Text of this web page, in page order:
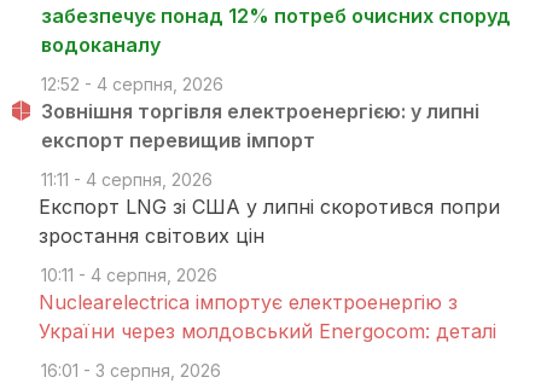
забезпечує понад 12% потреб очисних споруд
водоканалу
12:52 - 4 серпня, 2026
Зовнішня торгівля електроенергією: у липні
експорт перевищив імпорт
11:11 - 4 серпня, 2026
Експорт LNG зі США у липні скоротився попри
зростання світових цін
10:11 - 4 серпня, 2026
Nuclearelectrica імпортує електроенергію з
України через молдовський Energocom: деталі
16:01 - 3 серпня, 2026